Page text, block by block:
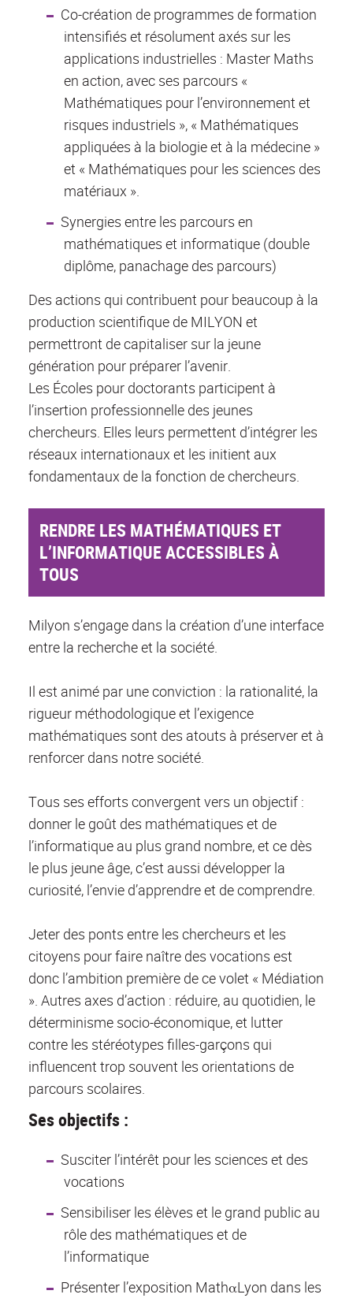
Co-création de programmes de formation
intensifiés et résolument axés sur les
applications industrielles : Master Maths
en action, avec ses parcours «
Mathématiques pour l’environnement et
risques industriels », « Mathématiques
appliquées à la biologie et à la médecine »
et « Mathématiques pour les sciences des
matériaux ».
Synergies entre les parcours en
mathématiques et informatique (double
diplôme, panachage des parcours)
Des actions qui contribuent pour beaucoup à la
production scientifique de MILYON et
permettront de capitaliser sur la jeune
génération pour préparer l’avenir.
Les Écoles pour doctorants participent à
l’insertion professionnelle des jeunes
chercheurs. Elles leurs permettent d’intégrer les
réseaux internationaux et les initient aux
fondamentaux de la fonction de chercheurs.
RENDRE LES MATHÉMATIQUES ET
L’INFORMATIQUE ACCESSIBLES À
TOUS
Milyon s’engage dans la création d’une interface
entre la recherche et la société.
Il est animé par une conviction : la rationalité, la
rigueur méthodologique et l’exigence
mathématiques sont des atouts à préserver et à
renforcer dans notre société.
Tous ses efforts convergent vers un objectif :
donner le goût des mathématiques et de
l’informatique au plus grand nombre, et ce dès
le plus jeune âge, c’est aussi développer la
curiosité, l’envie d’apprendre et de comprendre.
Jeter des ponts entre les chercheurs et les
citoyens pour faire naître des vocations est
donc l’ambition première de ce volet « Médiation
». Autres axes d’action : réduire, au quotidien, le
déterminisme socio-économique, et lutter
contre les stéréotypes filles-garçons qui
influencent trop souvent les orientations de
parcours scolaires.
Ses objectifs :
Susciter l’intérêt pour les sciences et des
vocations
Sensibiliser les élèves et le grand public au
rôle des mathématiques et de
l’informatique
Présenter l’exposition MathαLyon dans les